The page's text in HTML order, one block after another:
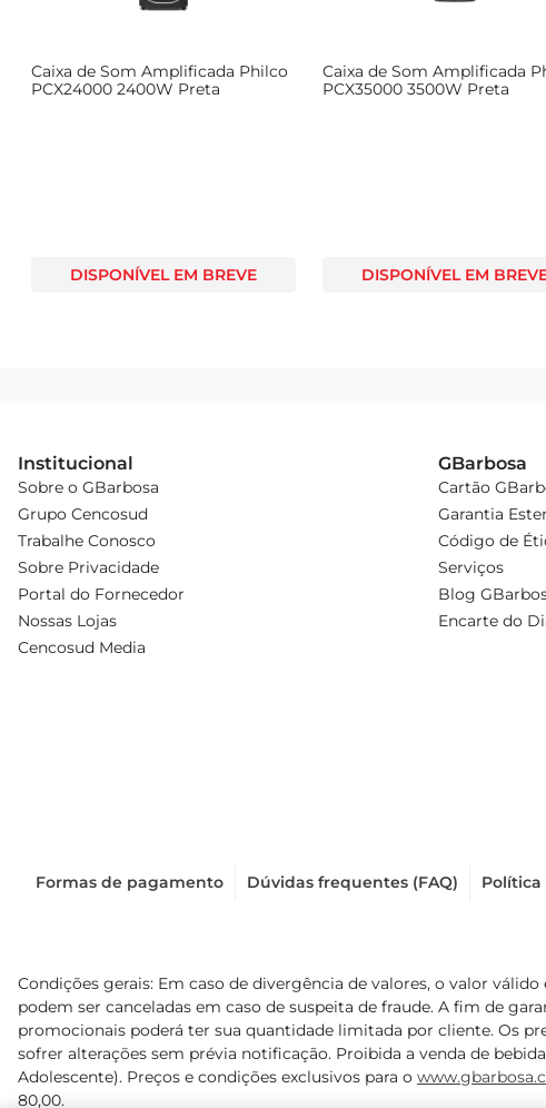
Caixa de Som Amplificada Philco
PCX24000 2400W Preta
DISPONÍVEL EM BREVE
Caixa de Som Amplificada
PCX35000 3500W Preta
DISPONÍVEL EM
Institucional
Sobre o GBarbosa
Grupo Cencosud
Trabalhe Conosco
Sobre Privacidade
Portal do Fornecedor
Nossas Lojas
Cencosud Media
GBarbosa
Cartão
Garantia
Código de
Serviços
Blog
Encarte do
Formas de pagamento Dúvidas frequentes (FAQ)
Condições gerais: Em caso de divergência de valores, o valor
podem ser canceladas em caso de suspeita de fraude. A fim de
promocionais poderá ter sua quantidade limitada por cliente. Os
sofrer alterações sem prévia notificação. Proibida a venda de
Adolescente). Preços e condições exclusivos para o
80,00.